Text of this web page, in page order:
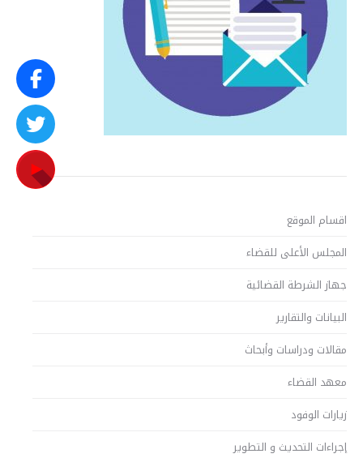
اقسام الموقع
المجلس الأعلى للقضاء
جهاز الشرطة القضائية
البيانات والتقارير
مقالات ودراسات وأبحاث
معهد القضاء
زيارات الوفود
إجراءات التحديث و التطوير